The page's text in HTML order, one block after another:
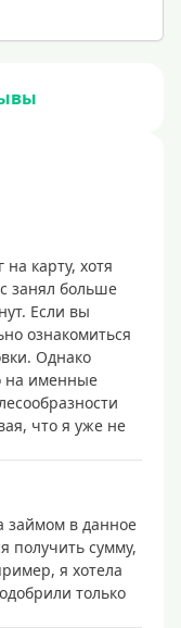
карту, хотя
занял больше
Если вы
ознакомиться
Однако
на именные
что я уже не
займом в данное
получить сумму,
я хотела
только